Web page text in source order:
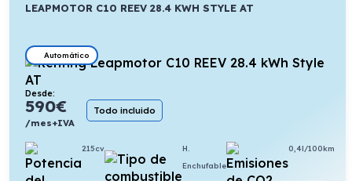
LEAPMOTOR C10 REEV 28.4 KWH STYLE AT
Automático
Desde:
590€
/mes+IVA
Todo incluido
215cv
H.
Enchufable
0,4l/100km